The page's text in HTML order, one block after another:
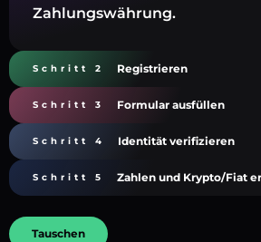
Zahlungswährung.
Schritt 2 Registrieren
Schritt 3 Formular ausfüllen
Schritt 4 Identität verifizieren
Schritt 5 Zahlen und Krypto/Fiat
Tauschen